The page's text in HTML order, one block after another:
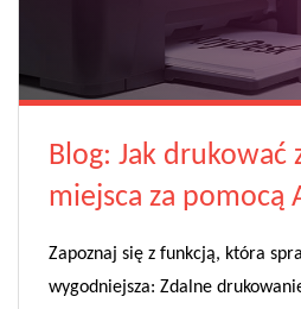
Blog: Jak drukować
miejsca za pomocą
Zapoznaj się z funkcją, która
wygodniejsza: Zdalne